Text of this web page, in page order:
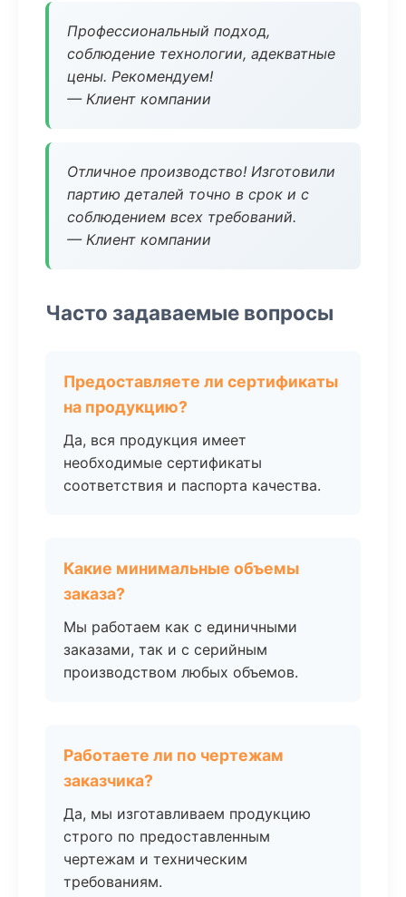
Профессиональный подход,
соблюдение технологии, адекватные
цены. Рекомендуем!
— Клиент компании
Отличное производство! Изготовили
партию деталей точно в срок и с
соблюдением всех требований.
— Клиент компании
Часто задаваемые вопросы
Предоставляете ли сертификаты
на продукцию?
Да, вся продукция имеет
необходимые сертификаты
соответствия и паспорта качества.
Какие минимальные объемы
заказа?
Мы работаем как с единичными
заказами, так и с серийным
производством любых объемов.
Работаете ли по чертежам
заказчика?
Да, мы изготавливаем продукцию
строго по предоставленным
чертежам и техническим
требованиям.